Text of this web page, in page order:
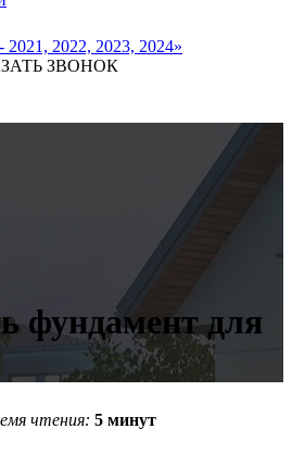
2022, 2023, 2024»
ЗВОНОК
фундамент для
чтения: 5 минут